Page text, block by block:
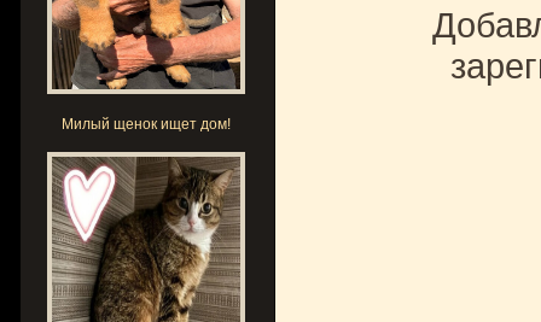
Милый щенок ищет дом!